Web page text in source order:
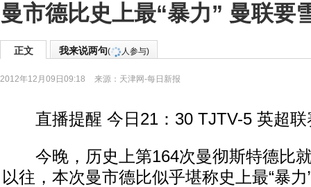
曼市德比史上最“暴力” 曼联要
正文 我来说两句( 人参与)
2012年12月09日09:18 来源： 天津网-每日新报
直播提醒 今日21：30 TJTV-5 英超联
今晚，历史上第164次曼彻斯特德比
以往，本次曼市德比似乎堪称史上最“暴